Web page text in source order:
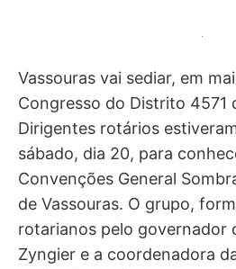
Vassouras vai sediar, em
Congresso do Distrito 4571
Dirigentes rotários
sábado, dia 20, para
Convenções General
de Vassouras. O grupo,
rotarianos pelo governador
Zyngier e a coordenadora